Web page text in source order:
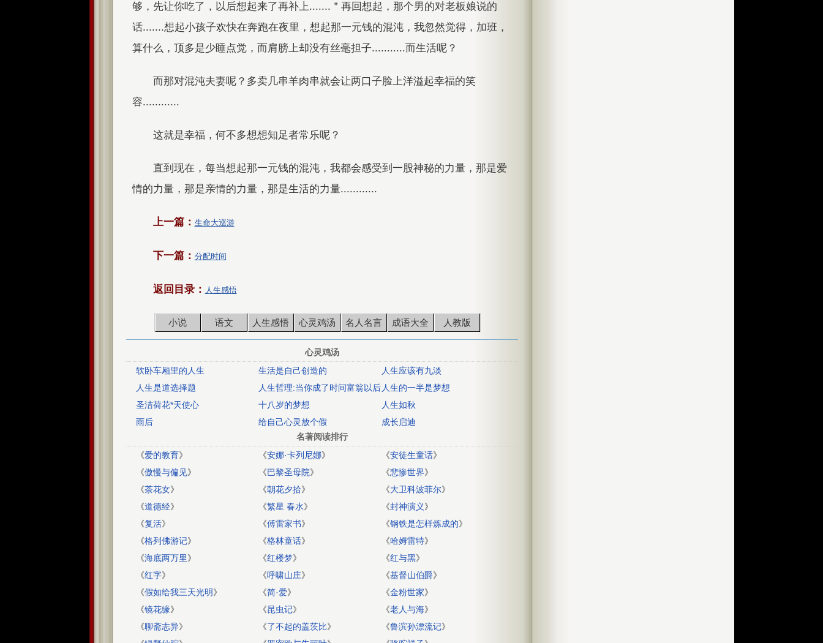
够，先让你吃了，以后想起来了再补上.......＂再回想起，那个男的对老板娘说的
话.......想起小孩子欢快在奔跑在夜里，想起那一元钱的混沌，我忽然觉得，加班，
算什么，顶多是少睡点觉，而肩膀上却没有丝毫担子...........而生活呢？
而那对混沌夫妻呢？多卖几串羊肉串就会让两口子脸上洋溢起幸福的笑
容............
这就是幸福，何不多想想知足者常乐呢？
直到现在，每当想起那一元钱的混沌，我都会感受到一股神秘的力量，那是爱
情的力量，那是亲情的力量，那是生活的力量............
上一篇： 生命大巡游
下一篇： 分配时间
返回目录： 人生感悟
小说 语文 人生感悟 心灵鸡汤 名人名言 成语大全 人教版
心灵鸡汤
软卧车厢里的人生
生活是自己创造的
人生应该有九淡
人生是道选择题
人生哲理:当你成了时间富翁以后 人生的一半是梦想
圣洁荷花*天使心
十八岁的梦想
人生如秋
雨后
给自己心灵放个假
成长启迪
名著阅读排行
《爱的教育》 《安娜·卡列尼娜》 《安徒生童话》
《傲慢与偏见》 《巴黎圣母院》 《悲惨世界》
《茶花女》 《朝花夕拾》 《大卫科波菲尔》
《道德经》 《繁星 春水》 《封神演义》
《复活》 《傅雷家书》 《钢铁是怎样炼成的》
《格列佛游记》 《格林童话》 《哈姆雷特》
《海底两万里》 《红楼梦》 《红与黑》
《红字》 《呼啸山庄》 《基督山伯爵》
《假如给我三天光明》 《简·爱》 《金粉世家》
《镜花缘》 《昆虫记》 《老人与海》
《聊斋志异》 《了不起的盖茨比》 《鲁滨孙漂流记》